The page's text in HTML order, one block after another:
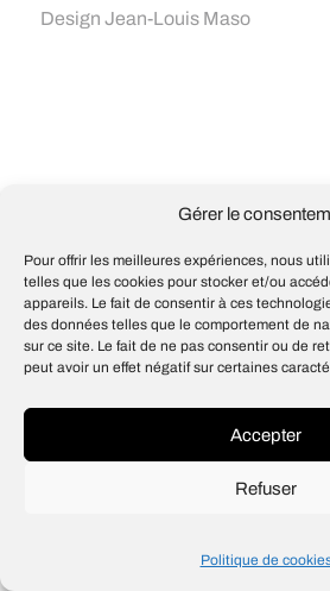
Gérer le
Pour offrir les meilleures expériences, nous
telles que les cookies pour stocker et/ou
appareils. Le fait de consentir à ces
des données telles que le comportement de
sur ce site. Le fait de ne pas consentir ou de
peut avoir un effet négatif sur certaines
Accepter
Refuser
Politique de
Design Jean-Louis Maso